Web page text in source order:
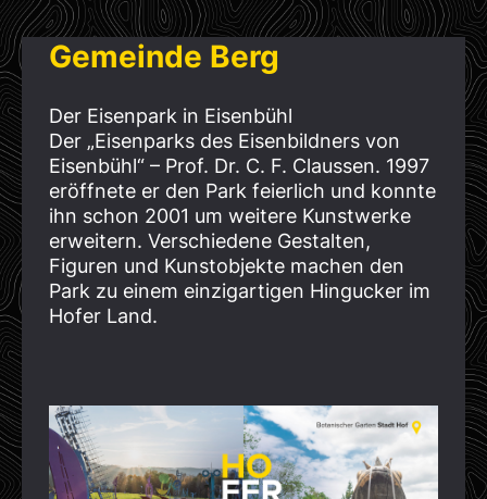
Gemeinde Berg
Der Eisenpark in Eisenbühl
Der „Eisenparks des Eisenbildners von
Eisenbühl“ – Prof. Dr. C. F. Claussen. 1997
eröffnete er den Park feierlich und konnte
ihn schon 2001 um weitere Kunstwerke
erweitern. Verschiedene Gestalten,
Figuren und Kunstobjekte machen den
Park zu einem einzigartigen Hingucker im
Hofer Land.